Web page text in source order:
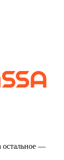
остальное —